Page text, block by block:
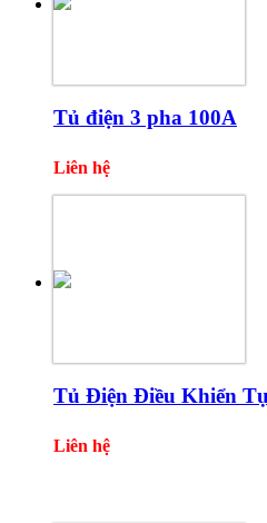
Tủ điện 3 pha 100A
Liên hệ
Tủ Điện Điều Khiển
Liên hệ